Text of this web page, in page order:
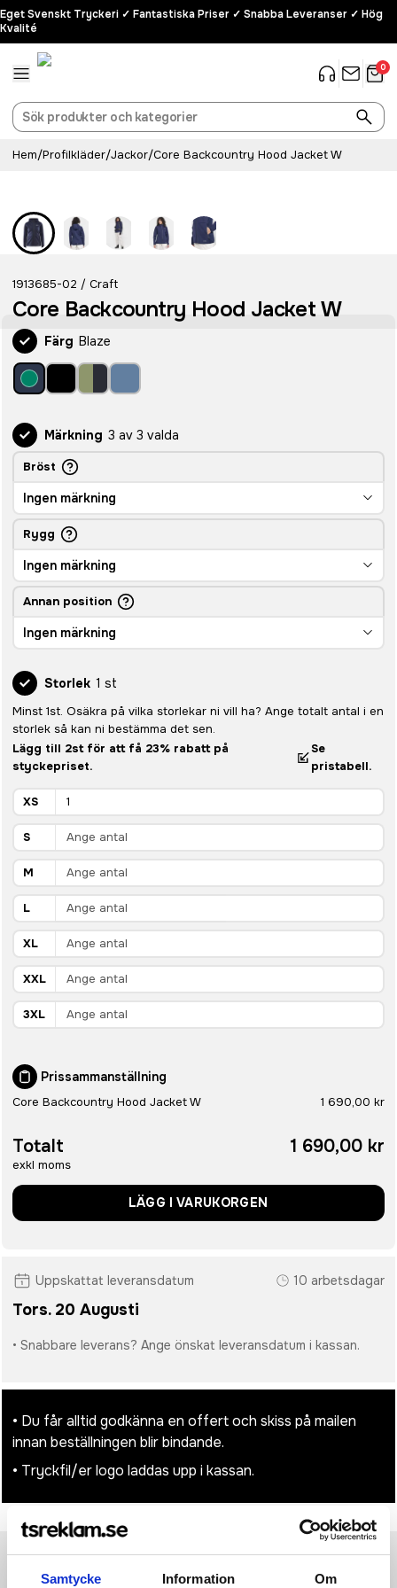
Samtycke Information Om
Eget Svenskt Tryckeri ✓ Fantastiska Priser ✓ Snabba Leveranser ✓ Hög
Kvalité
0
Hem/Profilkläder/Jackor/Core Backcountry Hood Jacket W
1913685-02 / Craft
Core Backcountry Hood Jacket W
Färg Blaze
Märkning 3 av 3 valda
Bröst
Ingen märkning
Rygg
Ingen märkning
Annan position
Ingen märkning
Storlek 1 st
Minst 1st. Osäkra på vilka storlekar ni vill ha? Ange totalt antal i en
storlek så kan ni bestämma det sen.
Lägg till 2st för att få 23% rabatt på
styckepriset.
Se
pristabell.
XS
S
M
L
XL
XXL
3XL
Prissammanställning
Core Backcountry Hood Jacket W 1 690,00 kr
Totalt
exkl moms
1 690,00 kr
LÄGG I VARUKORGEN
Uppskattat leveransdatum 10 arbetsdagar
Tors. 20 Augusti
• Snabbare leverans? Ange önskat leveransdatum i kassan.
• Du får alltid godkänna en offert och skiss på mailen
innan beställningen blir bindande.
• Tryckfil/er logo laddas upp i kassan.
Produktinformation SpecifikationerPristabell Recensioner